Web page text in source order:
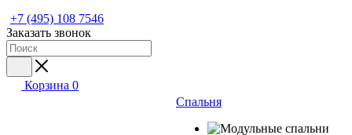
+7 (495) 108 7546
Заказать звонок
Корзина 0
Спальня